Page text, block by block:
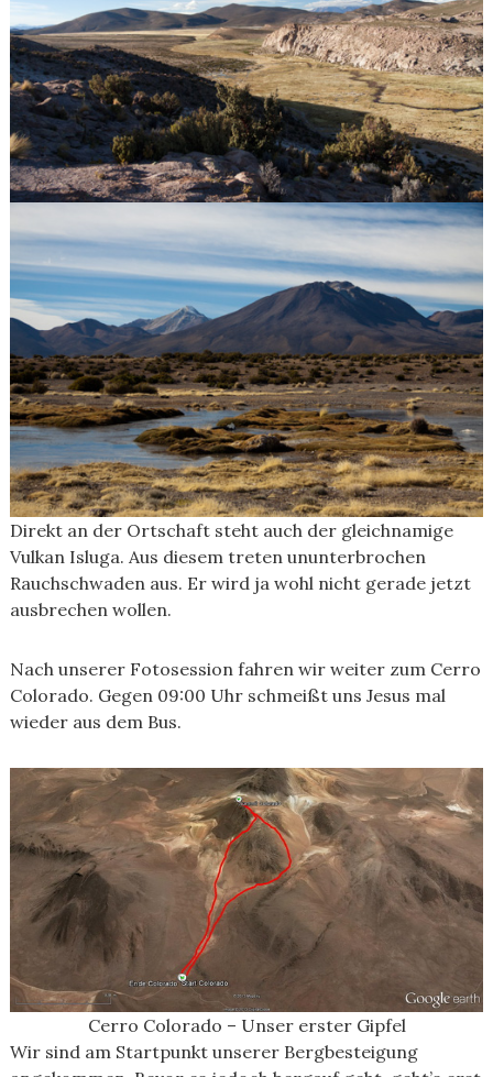
Direkt an der Ortschaft steht auch der gleichnamige
Vulkan Isluga. Aus diesem treten ununterbrochen
Rauchschwaden aus. Er wird ja wohl nicht gerade jetzt
ausbrechen wollen.
Nach unserer Fotosession fahren wir weiter zum Cerro
Colorado. Gegen 09:00 Uhr schmeißt uns Jesus mal
wieder aus dem Bus.
Cerro Colorado – Unser erster Gipfel
Wir sind am Startpunkt unserer Bergbesteigung